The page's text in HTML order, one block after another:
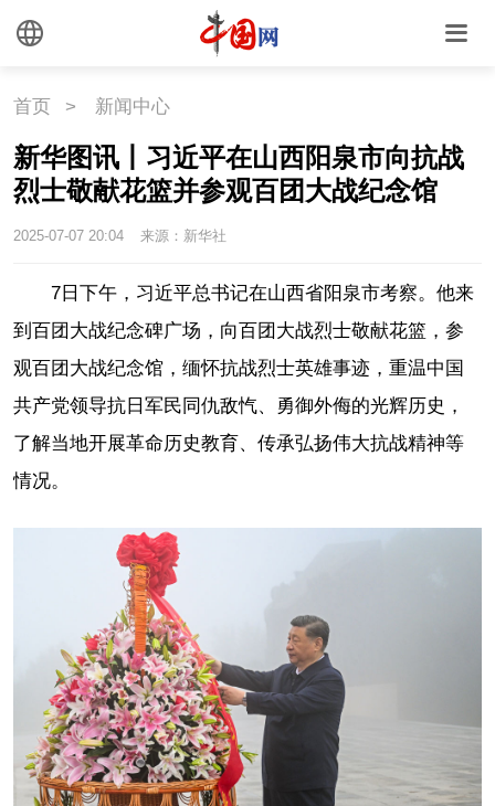
首页 > 新闻中心
新华图讯丨习近平在山西阳泉市向抗战
烈士敬献花篮并参观百团大战纪念馆
2025-07-07 20:04 来源：新华社
7日下午，习近平总书记在山西省阳泉市考察。他来
到百团大战纪念碑广场，向百团大战烈士敬献花篮，参
观百团大战纪念馆，缅怀抗战烈士英雄事迹，重温中国
共产党领导抗日军民同仇敌忾、勇御外侮的光辉历史，
了解当地开展革命历史教育、传承弘扬伟大抗战精神等
情况。